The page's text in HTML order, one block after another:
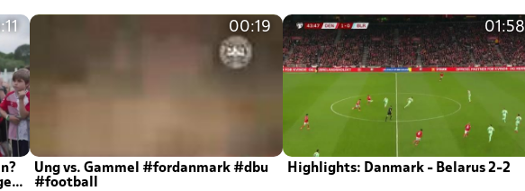
00:19
Ung vs. Gammel #fordanmark #dbu
#football
01:58
Highlights: Danmark - Belarus 2-2